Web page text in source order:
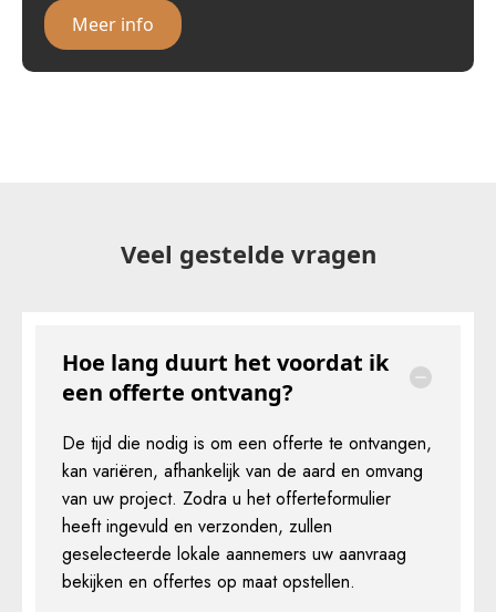
Meer info
Veel gestelde vragen
Hoe lang duurt het voordat ik
een offerte ontvang?
De tijd die nodig is om een offerte te ontvangen,
kan variëren, afhankelijk van de aard en omvang
van uw project. Zodra u het offerteformulier
heeft ingevuld en verzonden, zullen
geselecteerde lokale aannemers uw aanvraag
bekijken en offertes op maat opstellen.